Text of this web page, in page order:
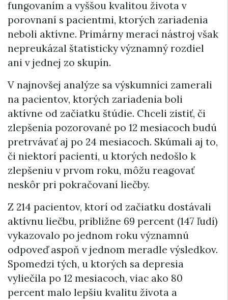
fungovaním a vyššou kvalitou života v
porovnaní s pacientmi, ktorých zariadenia
neboli aktívne. Primárny merací nástroj však
nepreukázal štatisticky významný rozdiel
ani v jednej zo skupín.
V najnovšej analýze sa výskumníci zamerali
na pacientov, ktorých zariadenia boli
aktívne od začiatku štúdie. Chceli zistiť, či
zlepšenia pozorované po 12 mesiacoch budú
pretrvávať aj po 24 mesiacoch. Skúmali aj to,
či niektorí pacienti, u ktorých nedošlo k
zlepšeniu v prvom roku, môžu reagovať
neskôr pri pokračovaní liečby.
Z 214 pacientov, ktorí od začiatku dostávali
aktívnu liečbu, približne 69 percent (147 ľudí)
vykazovalo po jednom roku významnú
odpoveď aspoň v jednom meradle výsledkov.
Spomedzi tých, u ktorých sa depresia
vyliečila po 12 mesiacoch, viac ako 80
percent malo lepšiu kvalitu života a